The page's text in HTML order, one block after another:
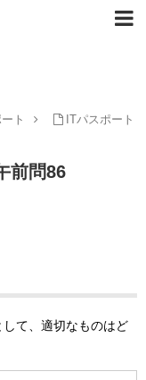
ト
ITパスポート
前問86
て、適切なものはど